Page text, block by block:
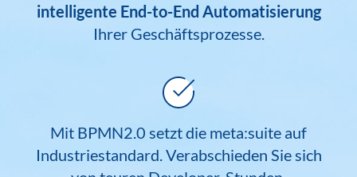
intelligente End-to-End Automatisierung
Ihrer Geschäftsprozesse.
Mit BPMN2.0 setzt die meta:suite auf
Industriestandard. Verabschieden Sie sich